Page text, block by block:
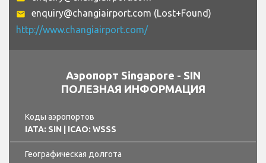
email
enquiry@changiairport.com (Lost+Found)
http://www.changiairport.com/
Аэропорт Singapore - SIN
ПОЛЕЗНАЯ ИНФОРМАЦИЯ
Коды аэропортов
IATA: SIN
| ICAO: WSSS
Географическая долгота